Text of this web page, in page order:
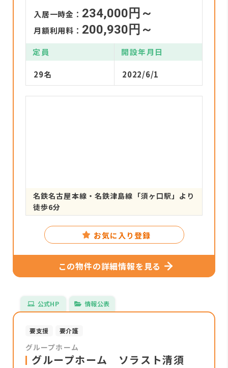
入居一時金： 234,000円～
月額利用料： 200,930円～
定員 開設年月日
29名 2022/6/1
名鉄名古屋本線・名鉄津島線「須ヶ口駅」より
徒歩6分
お気に入り登録
この物件の詳細情報を見る
公式HP 情報公表
要支援 要介護
グループホーム
グループホーム ソラスト清須